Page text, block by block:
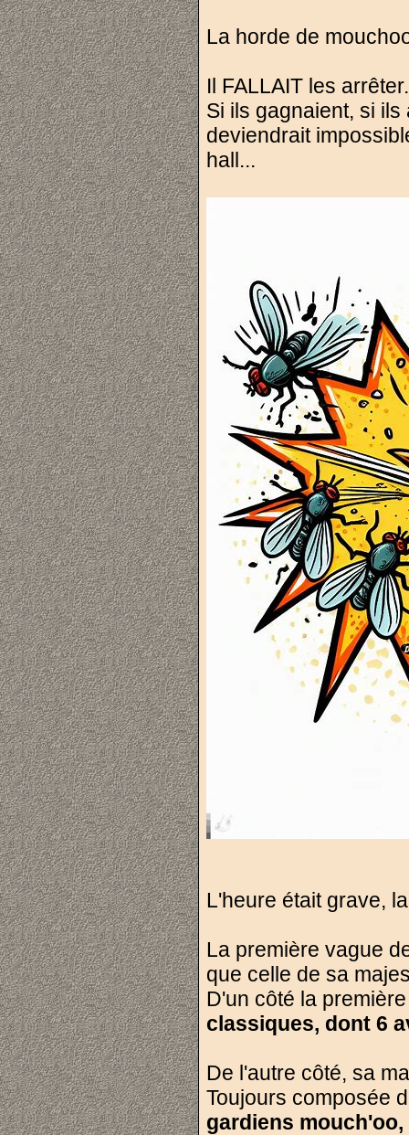
La horde de
Il FALLAIT les arrêter.
Si ils gagnaient, si
deviendrait
hall...
L'heure était grave,
La première vague
que celle de sa
D'un côté la
classiques, dont 6
De l'autre côté, sa
Toujours composée
gardiens